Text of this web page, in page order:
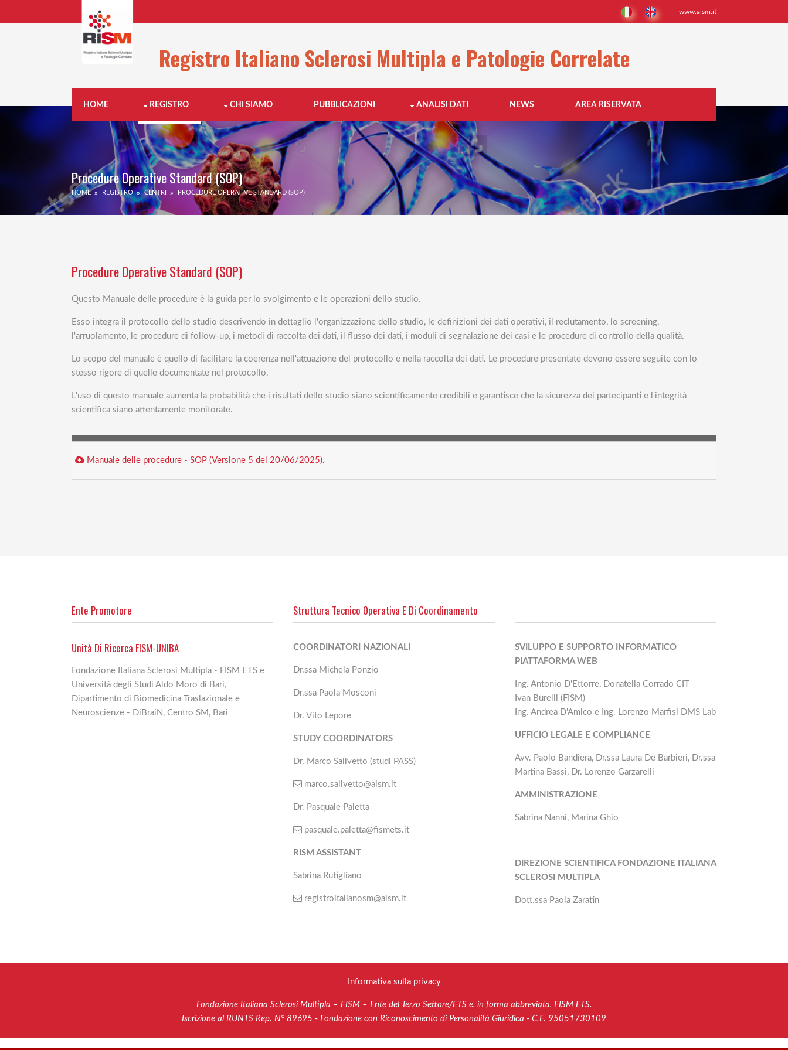
www.aism.it
Registro Italiano Sclerosi Multipla e Patologie Correlate
HOME REGISTRO CHI SIAMO PUBBLICAZIONI ANALISI DATI NEWS AREA RISERVATA
Procedure Operative Standard (SOP)
HOME REGISTRO CENTRI PROCEDURE OPERATIVE STANDARD (SOP)
Procedure Operative Standard (SOP)
Questo Manuale delle procedure è la guida per lo svolgimento e le operazioni dello studio.
Esso integra il protocollo dello studio descrivendo in dettaglio l'organizzazione dello studio, le definizioni dei dati operativi, il reclutamento, lo screening,
l'arruolamento, le procedure di follow-up, i metodi di raccolta dei dati, il flusso dei dati, i moduli di segnalazione dei casi e le procedure di controllo della qualità.
Lo scopo del manuale è quello di facilitare la coerenza nell'attuazione del protocollo e nella raccolta dei dati. Le procedure presentate devono essere seguite con lo
stesso rigore di quelle documentate nel protocollo.
L'uso di questo manuale aumenta la probabilità che i risultati dello studio siano scientificamente credibili e garantisce che la sicurezza dei partecipanti e l'integrità
scientifica siano attentamente monitorate.
Manuale delle procedure - SOP (Versione 5 del 20/06/2025).
Ente Promotore
Unità Di Ricerca FISM-UNIBA
Fondazione Italiana Sclerosi Multipla - FISM ETS e
Università degli Studi Aldo Moro di Bari,
Dipartimento di Biomedicina Traslazionale e
Neuroscienze - DiBraiN, Centro SM, Bari
Struttura Tecnico Operativa E Di Coordinamento
COORDINATORI NAZIONALI
Dr.ssa Michela Ponzio
Dr.ssa Paola Mosconi
Dr. Vito Lepore
STUDY COORDINATORS
Dr. Marco Salivetto (studi PASS)
marco.salivetto@aism.it
Dr. Pasquale Paletta
pasquale.paletta@fismets.it
RISM ASSISTANT
Sabrina Rutigliano
registroitalianosm@aism.it
SVILUPPO E SUPPORTO INFORMATICO
PIATTAFORMA WEB
Ing. Antonio D'Ettorre, Donatella Corrado CIT
Ivan Burelli (FISM)
Ing. Andrea D'Amico e Ing. Lorenzo Marfisi DMS Lab
UFFICIO LEGALE E COMPLIANCE
Avv. Paolo Bandiera, Dr.ssa Laura De Barbieri, Dr.ssa
Martina Bassi, Dr. Lorenzo Garzarelli
AMMINISTRAZIONE
Sabrina Nanni, Marina Ghio
DIREZIONE SCIENTIFICA FONDAZIONE ITALIANA
SCLEROSI MULTIPLA
Dott.ssa Paola Zaratin
Informativa sulla privacy
Fondazione Italiana Sclerosi Multipla – FISM – Ente del Terzo Settore/ETS e, in forma abbreviata, FISM ETS.
Iscrizione al RUNTS Rep. N° 89695 - Fondazione con Riconoscimento di Personalità Giuridica - C.F. 95051730109